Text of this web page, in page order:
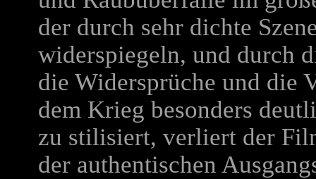
der durch sehr dichte
widerspiegeln, und durch
die Widersprüche und die
dem Krieg besonders
zu stilisiert, verliert der
der authentischen